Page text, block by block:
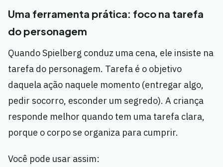
Uma ferramenta prática: foco na tarefa
do personagem
Quando Spielberg conduz uma cena, ele insiste na
tarefa do personagem. Tarefa é o objetivo
daquela ação naquele momento (entregar algo,
pedir socorro, esconder um segredo). A criança
responde melhor quando tem uma tarefa clara,
porque o corpo se organiza para cumprir.
Você pode usar assim: